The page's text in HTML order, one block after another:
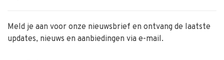
Meld je aan voor onze nieuwsbrief en ontvang de laatste
updates, nieuws en aanbiedingen via e-mail.